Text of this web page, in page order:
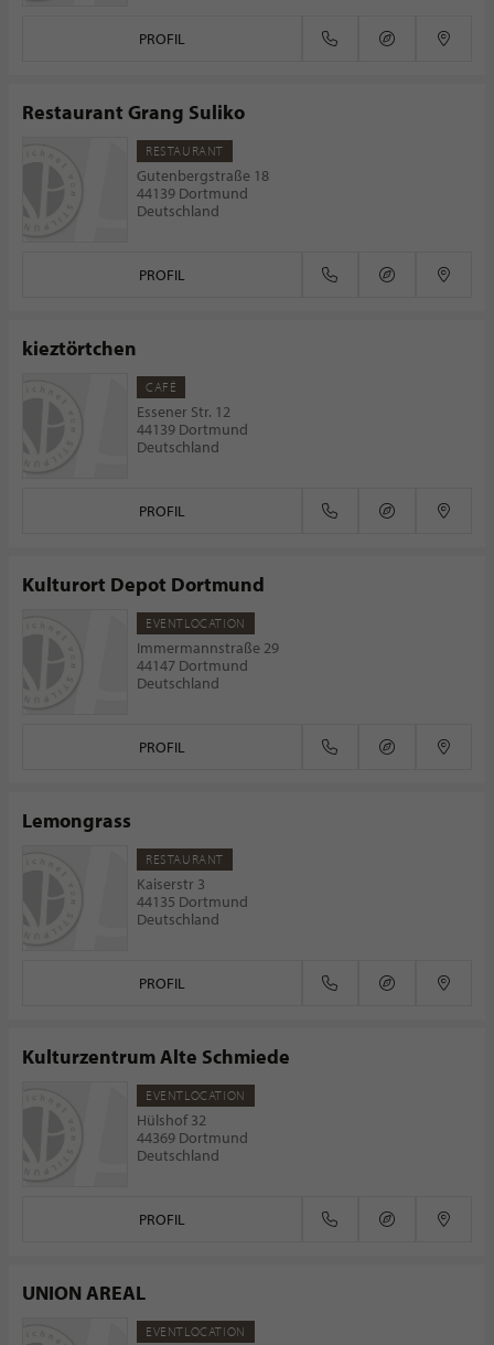
PROFIL
Restaurant Grang Suliko
RESTAURANT
Gutenbergstraße 18
44139 Dortmund
Deutschland
PROFIL
kieztörtchen
CAFÉ
Essener Str. 12
44139 Dortmund
Deutschland
PROFIL
Kulturort Depot Dortmund
EVENTLOCATION
Immermannstraße 29
44147 Dortmund
Deutschland
PROFIL
Lemongrass
RESTAURANT
Kaiserstr 3
44135 Dortmund
Deutschland
PROFIL
Kulturzentrum Alte Schmiede
EVENTLOCATION
Hülshof 32
44369 Dortmund
Deutschland
PROFIL
UNION AREAL
EVENTLOCATION